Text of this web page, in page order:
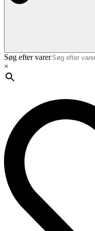
Søg efter varer
×